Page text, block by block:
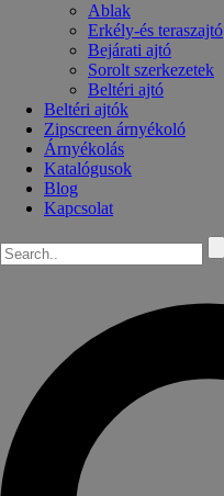
Ablak
Erkély-és teraszajtó
Bejárati ajtó
Sorolt szerkezetek
Beltéri ajtó
Beltéri ajtók
Zipscreen árnyékoló
Árnyékolás
Katalógusok
Blog
Kapcsolat